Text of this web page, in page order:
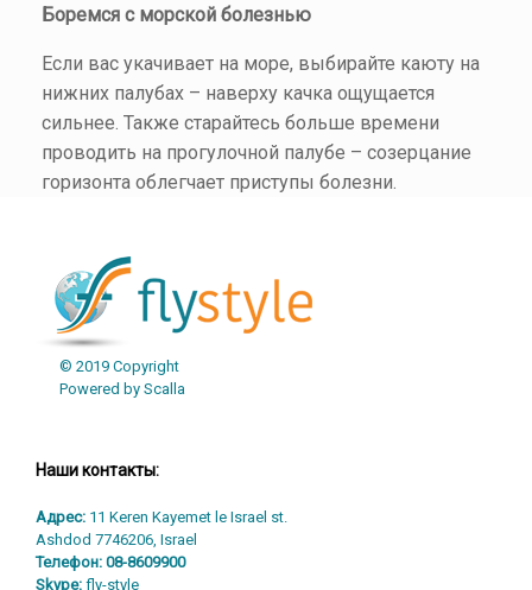
Боремся с морской болезнью
Если вас укачивает на море, выбирайте каюту на
нижних палубах – наверху качка ощущается
сильнее. Также старайтесь больше времени
проводить на прогулочной палубе – созерцание
горизонта облегчает приступы болезни.
© 2019 Copyright
Powered by Scalla
Наши контакты:
Адрес: 11 Keren Kayemet le Israel st.
Ashdod 7746206, Israel
Телефон: 08-8609900
Skype: fly-style